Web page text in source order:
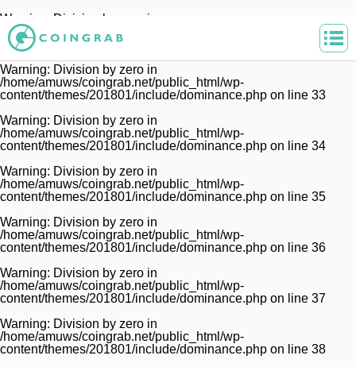
Warning
: Division by zero in
/home/amuws/coingrab.net/public_html/wp-
content/themes/201801/include/dominance.php
32
Warning: Division by zero in
/home/amuws/coingrab.net/public_html/wp-
content/themes/201801/include/dominance.php on line 33
Warning: Division by zero in
/home/amuws/coingrab.net/public_html/wp-
content/themes/201801/include/dominance.php on line 34
Warning: Division by zero in
/home/amuws/coingrab.net/public_html/wp-
content/themes/201801/include/dominance.php on line 35
Warning: Division by zero in
/home/amuws/coingrab.net/public_html/wp-
content/themes/201801/include/dominance.php on line 36
Warning: Division by zero in
/home/amuws/coingrab.net/public_html/wp-
content/themes/201801/include/dominance.php on line 37
Warning: Division by zero in
/home/amuws/coingrab.net/public_html/wp-
content/themes/201801/include/dominance.php on line 38